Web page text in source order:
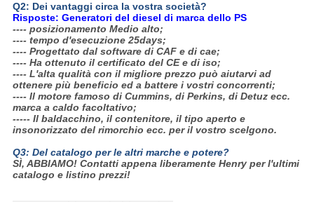
Q2: Dei vantaggi circa la vostra società?
Risposte: Generatori del diesel di marca dello PS
---- posizionamento Medio alto;
---- tempo d'esecuzione 25days;
---- Progettato dal software di CAF e di cae;
---- Ha ottenuto il certificato del CE e di iso;
---- L'alta qualità con il migliore prezzo può aiutarvi ad
ottenere più beneficio ed a battere i vostri concorrenti;
---- Il motore famoso di Cummins, di Perkins, di Detuz ecc.
marca a caldo facoltativo;
----- Il baldacchino, il contenitore, il tipo aperto e
insonorizzato del rimorchio ecc. per il vostro scelgono.
Q3: Del catalogo per le altri marche e potere?
SÌ, ABBIAMO! Contatti appena liberamente Henry per l'ultimi
catalogo e listino prezzi!